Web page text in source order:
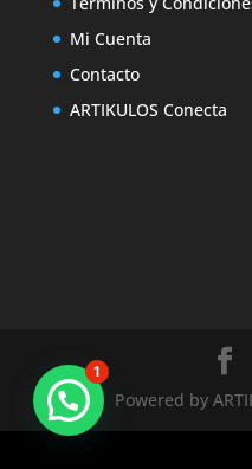
Mi Cuenta
Contacto
ARTIKULOS Conecta
Powered by
1